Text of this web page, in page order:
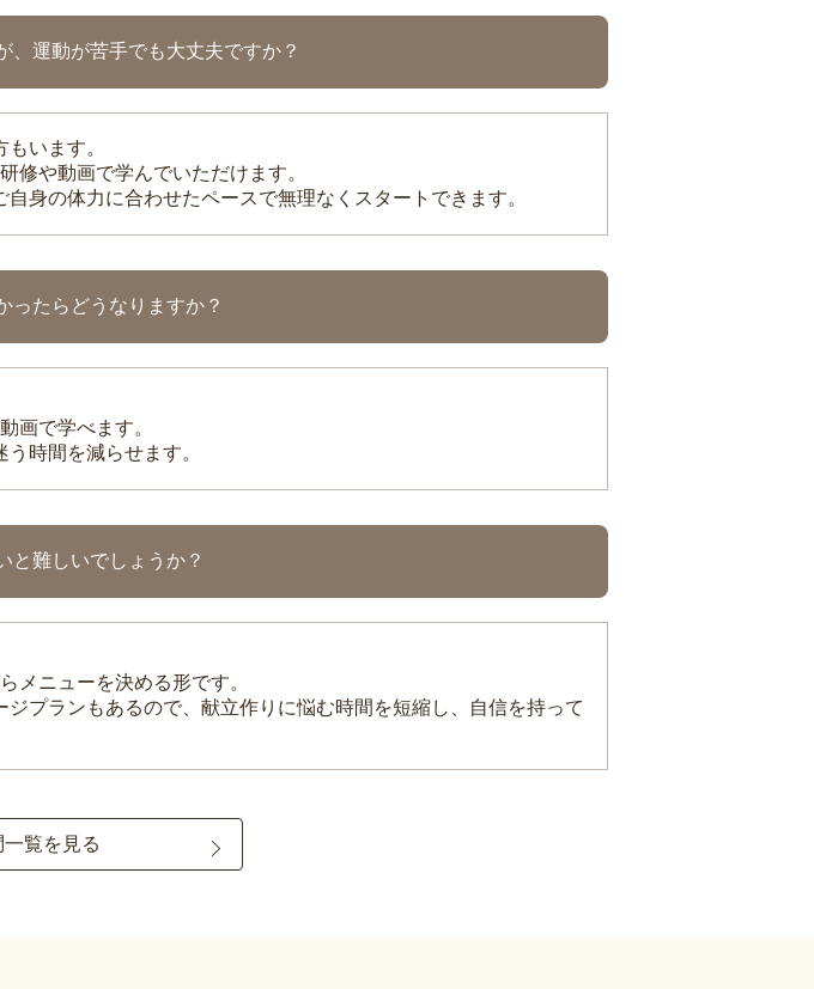
、運動が苦手でも大丈夫ですか？
います。
修や動画で学んでいただけます。
身の体力に合わせたペースで無理なくスタートできます。
ったらどうなりますか？
画で学べます。
時間を減らせます。
と難しいでしょうか？
メニューを決める形です。
プランもあるので、献立作りに悩む時間を短縮し、自信を持って
覧を見る